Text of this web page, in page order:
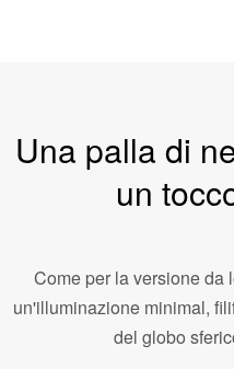
Una palla di
un
Come per la versione da
un'illuminazione minimal,
del globo